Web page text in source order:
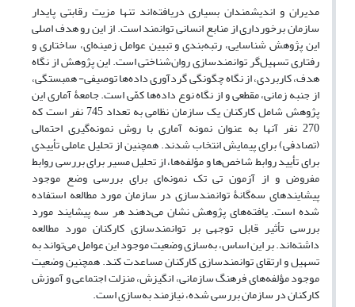
مدیران و اندیشمندان بسیاری دریافته‌اند تنها مزیت رقابتی پایدار
سازمان برخورداری از منابع انسانی توانمند است. از این رو هدف اصلی
این پژوهش شناسایی، رتبه‌بندی و تبیین عوامل زمینه‌ای، ساختاری و
رفتاری تسهیل‌گر توانمندسازی روان‌شناختی است. این پژوهش از نگاه
هدف، کاربردی، از نگاه چگونگی گردآوری داده‌ها توصیفی- همبستگی،
از جنبه‎ زمانی، مقطعی و از نگاه نوع داده‌ها کمّی است. جامعۀ آماری این
پژوهش شامل کارکنان یک سازمان نظامی به تعداد 745 نفر است که
270 نفر آنها به عنوان نمونه آماری با روش نمونه‌گیری احتمالی
(تصادفی) برای پیمایش انتخاب شدند. همچنین از تحلیل عاملی تأییدی
برای تأیید روابط شاخص‌ها و مؤلفه‌ها، از تحلیل مسیر برای بررسی روابط
مفروض و از آزمون تی تک نمونه‌ای برای بررسی وضع موجود
پیشایندهای سه‌گانۀ توانمندسازی در سازمان مورد مطالعه استفاده
شده است. یافته‌های پژوهش نشان می‌دهند هر سه پیشایند مورد
بررسی تأثیر قابل توجهی بر توانمندسازی کارکنان مورد مطالعه
داشته‌اند. بر این اساس، به‌سازی وضعیت موجود این عوامل می‌تواند به
تسهیل و ارتقای توانمندسازی کارکنان مساعدت کند. همچنین وضعیت
موجود مؤلفه‌های فرهنگ سازمانی، انگیزش، منزلت اجتماعی و آموزش
کارکنان در سازمان بررسی شده، نیازمند به‌سازی است.